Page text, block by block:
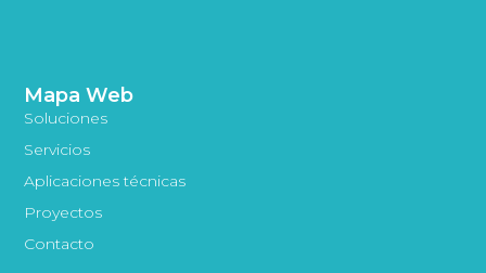
Mapa Web
Soluciones
Servicios
Aplicaciones técnicas
Proyectos
Contacto